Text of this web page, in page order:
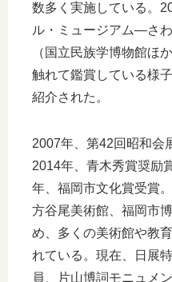
数多く実施している。
ル・ミュージアム―さ
（国立民族学博物館ほ
触れて鑑賞している様
紹介された。
2007年、第42回昭和会
2014年、青木秀賞奨励
年、福岡市文化賞受賞
方谷尾美術館、福岡市
め、多くの美術館や教
れている。現在、日展
員、片山博詞モニュメ